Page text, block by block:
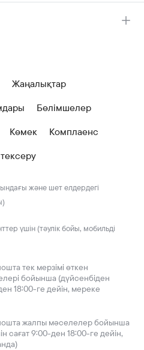
Жаңалықтар
Бөлімшелер
Көмек
Комплаенс
және шет елдердегі
үшін (тәулік бойы, мобильді
тек мерзімі өткен
бойынша (дүйсенбіден
18:00-ге дейін, мереке
жалпы мәселелер бойынша
сағат 9:00-ден 18:00-ге дейін,